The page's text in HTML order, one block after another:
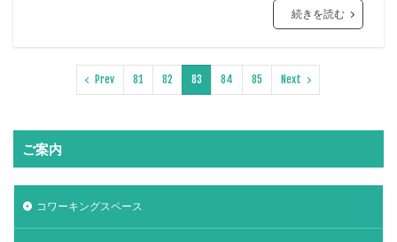
続きを読む
Prev 81 82 83 84 85 Next
ご案内
コワーキングスペース